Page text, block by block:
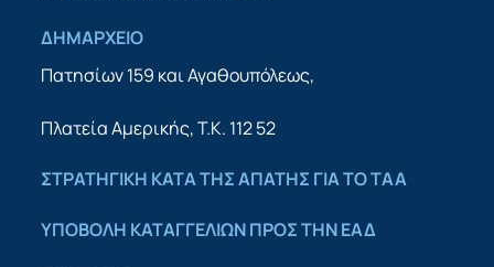
ΔΗΜΑΡΧΕΙΟ
Πατησίων 159 και Αγαθουπόλεως,
Πλατεία Αμερικής, Τ.Κ. 112 52
ΣΤΡΑΤΗΓΙΚΗ ΚΑΤΑ ΤΗΣ ΑΠΑΤΗΣ ΓΙΑ ΤΟ ΤΑΑ
YΠΟΒΟΛΗ ΚΑΤΑΓΓΕΛΙΩΝ ΠΡΟΣ ΤΗΝ ΕΑΔ